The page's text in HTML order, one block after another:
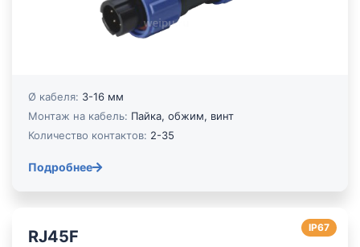
Ø кабеля: 3-16 мм
Монтаж на кабель: Пайка, обжим, винт
Количество контактов: 2-35
Подробнее
RJ45F IP67